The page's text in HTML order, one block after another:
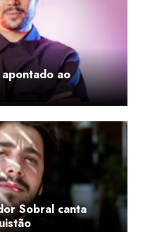
ao
Sobral canta